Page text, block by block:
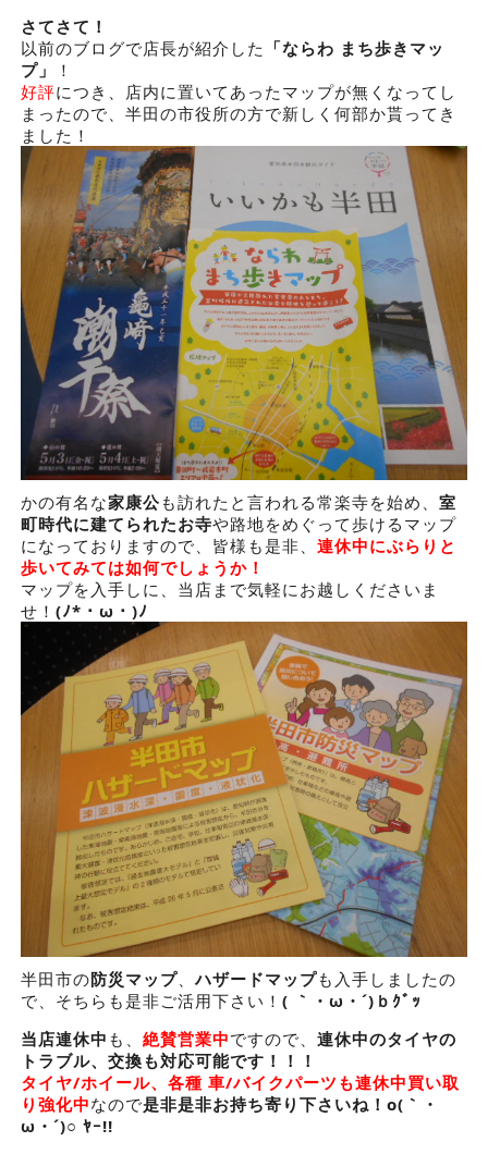
さてさて！
以前のブログで店長が紹介した 「ならわ まち歩きマッ
プ」
！
好評につき、店内に置いてあったマップが無くなってし
まったので、半田の市役所の方で新しく何部か貰ってき
ました！
かの有名な家康公も訪れたと言われる常楽寺を始め、 室
町時代に建てられたお寺や路地をめぐって歩けるマップ
になっておりますので、皆様も是非、 連休中にぶらりと
歩いてみては如何でしょうか！
マップを入手しに、当店まで気軽にお越しくださいま
せ！ (ﾉ*・ω・)ﾉ
半田市の防災マップ、ハザードマップも入手しましたの
で、そちらも是非ご活用下さい！ ( ｀・ω・´)ｂｸﾞｯ
当店連休中 も、 絶賛営業中ですので、 連休中のタイヤの
トラブル、交換も対応可能です！！！
タイヤ/ホイール、各種 車/バイクパーツも連休中買い取
り強化中なので是非是非お持ち寄り下さいね！o(｀・
ω・´)○ ﾔｰ!!